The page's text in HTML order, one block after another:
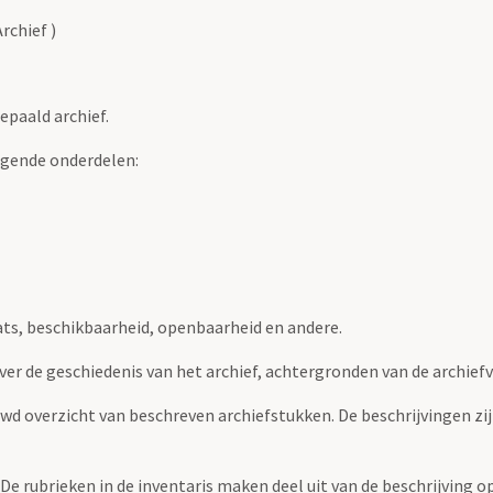
)
archief.
onderdelen:
beschikbaarheid, openbaarheid en andere.
de geschiedenis van het archief, achtergronden van de
overzicht van beschreven archiefstukken. De beschrijvingen
rubrieken in de inventaris maken deel uit van de beschrijving